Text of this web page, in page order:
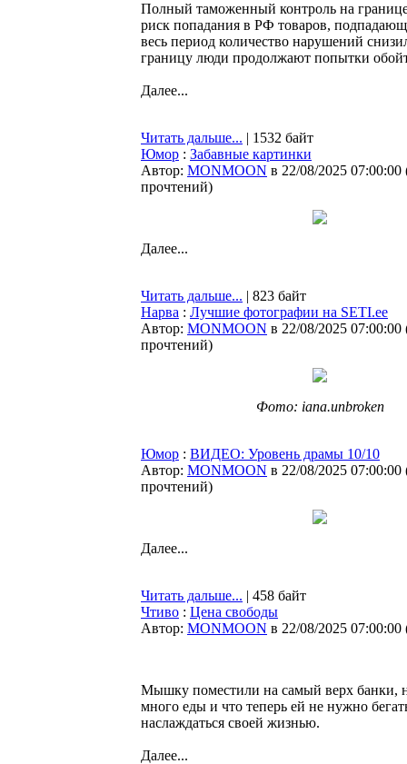
Полный таможенный контроль на
риск попадания в РФ товаров,
весь период количество нарушений
границу люди продолжают попытки
Далее...
Читать дальше... | 1532 байт
Юмор : Забавные картинки
Автор: MONMOON в 22/08/2025 07:00:00
прочтений)
Далее...
Читать дальше... | 823 байт
Нарва : Лучшие фотографии на SETI.ee
Автор: MONMOON в 22/08/2025 07:00:00
прочтений)
Фото: iana.unbroken
Юмор : ВИДЕО: Уровень драмы 10/10
Автор: MONMOON в 22/08/2025 07:00:00
прочтений)
Далее...
Читать дальше... | 458 байт
Чтиво : Цена свободы
Автор: MONMOON в 22/08/2025 07:00:00
Мышку поместили на самый верх банки,
много еды и что теперь ей не нужно
наслаждаться своей жизнью.
Далее...